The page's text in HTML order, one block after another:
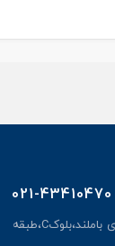
021-43410470
آدرس: تهران،مجتمع تجاری باملند،بلوکC،طبقه